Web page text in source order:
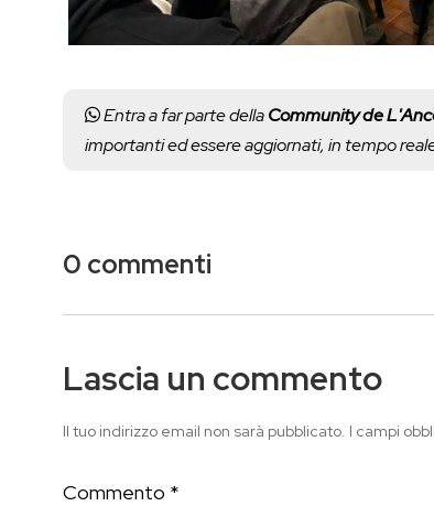
Entra a far parte dellaCommunity de
importanti ed essere aggiornati, in tempo
0 commenti
Lascia un commento
Il tuo indirizzo email non sarà pubblicato. I campi
Commento *